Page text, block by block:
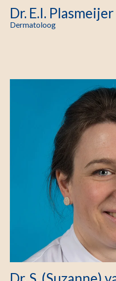
Dr. E.I. Plasmeijer
Dermatoloog